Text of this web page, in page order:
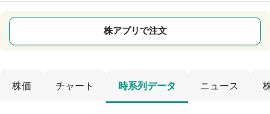
株アプリで注文
株価 チャート 時系列データ ニュース